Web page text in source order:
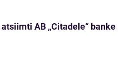
AB „Citadele“ banke